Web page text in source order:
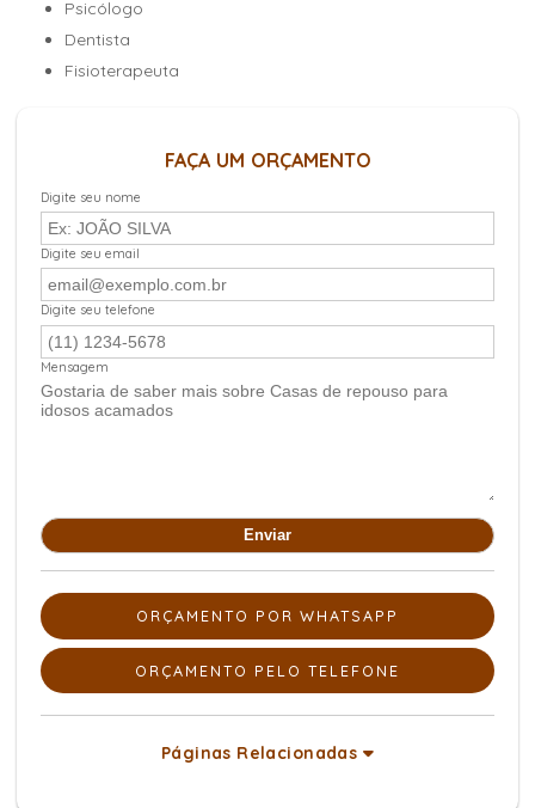
Psicólogo
Dentista
Fisioterapeuta
FAÇA UM ORÇAMENTO
Digite seu nome
Digite seu email
Digite seu telefone
Mensagem
ORÇAMENTO POR WHATSAPP
ORÇAMENTO PELO TELEFONE
Páginas Relacionadas